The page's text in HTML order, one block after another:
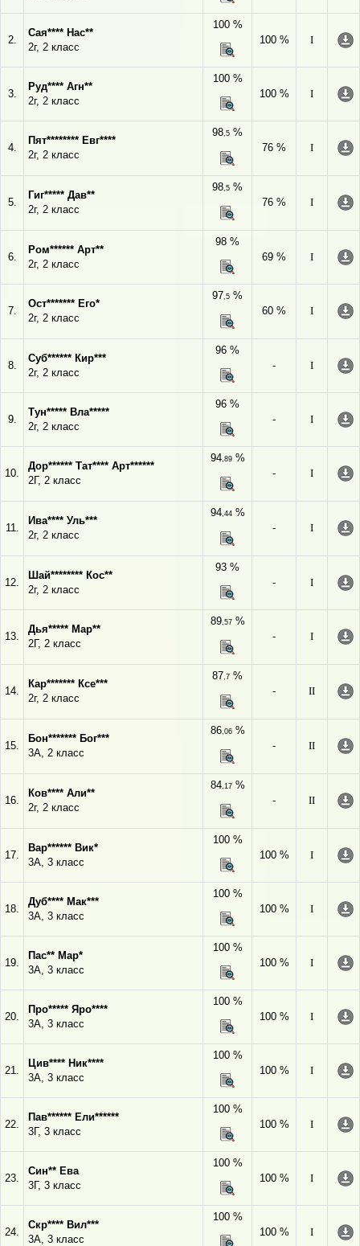
2.
Сая**** Нас**
2г, 2 класс
100 %
100 %
I
3.
Руд**** Агн**
2г, 2 класс
100 %
100 %
I
4.
Пят******** Евг****
2г, 2 класс
98,5 %
76 %
I
5.
Гиг***** Дав**
2г, 2 класс
98,5 %
76 %
I
6.
Ром****** Арт**
2г, 2 класс
98 %
69 %
I
7.
Ост******* Его*
2г, 2 класс
97,5 %
60 %
I
8.
Суб****** Кир***
2г, 2 класс
96 %
-
I
9.
Тун***** Вла*****
2г, 2 класс
96 %
-
I
10.
Дор****** Тат**** Арт******
2Г, 2 класс
94,89%
-
I
11.
Ива**** Уль***
2г, 2 класс
94,44%
-
I
12.
Шай******** Кос**
2г, 2 класс
93 %
-
I
13.
Дья***** Мар**
2Г, 2 класс
89,57%
-
I
14.
Кар******* Ксе***
2г, 2 класс
87,7 %
-
II
15.
Бон******* Бог***
3А, 2 класс
86,06%
-
II
16.
Ков**** Али**
2г, 2 класс
84,17%
-
II
17.
Вар****** Вик*
3А, 3 класс
100 %
100 %
I
18.
Дуб**** Мак***
3А, 3 класс
100 %
100 %
I
19.
Пас** Мар*
3А, 3 класс
100 %
100 %
I
20.
Про***** Яро****
3А, 3 класс
100 %
100 %
I
21.
Цив**** Ник****
3А, 3 класс
100 %
100 %
I
22.
Пав****** Ели******
3Г, 3 класс
100 %
100 %
I
23.
Син** Ева
3Г, 3 класс
100 %
100 %
I
24.
Скр**** Вил***
3А, 3 класс
100 %
100 %
I